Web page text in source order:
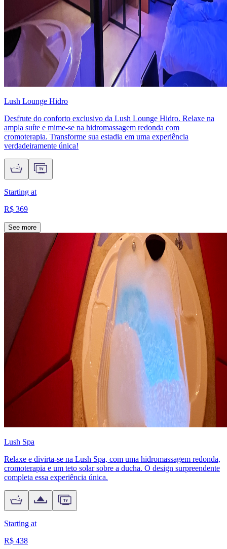
Lush Lounge Hidro
Desfrute do conforto exclusivo da Lush Lounge Hidro. Relaxe na
ampla suíte e mime-se na hidromassagem redonda com
cromoterapia. Transforme sua estadia em uma experiência
verdadeiramente única!
Starting at
R$ 369
See more
Lush Spa
Relaxe e divirta-se na Lush Spa, com uma hidromassagem redonda,
cromoterapia e um teto solar sobre a ducha. O design surpreendente
completa essa experiência única.
Starting at
R$ 438